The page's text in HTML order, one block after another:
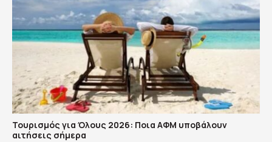
Τουρισμός για Όλους 2026: Ποια ΑΦΜ υποβάλουν
αιτήσεις σήμερα